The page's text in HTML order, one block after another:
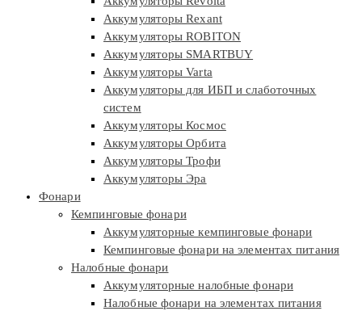
Аккумуляторы Rexant
Аккумуляторы ROBITON
Аккумуляторы SMARTBUY
Аккумуляторы Varta
Аккумуляторы для ИБП и слаботочных
систем
Аккумуляторы Космос
Аккумуляторы Орбита
Аккумуляторы Трофи
Аккумуляторы Эра
Фонари
Кемпинговые фонари
Аккумуляторные кемпинговые фонари
Кемпинговые фонари на элементах питания
Налобные фонари
Аккумуляторные налобные фонари
Налобные фонари на элементах питания